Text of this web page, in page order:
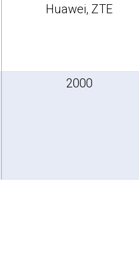
Huawei, ZTE
2000